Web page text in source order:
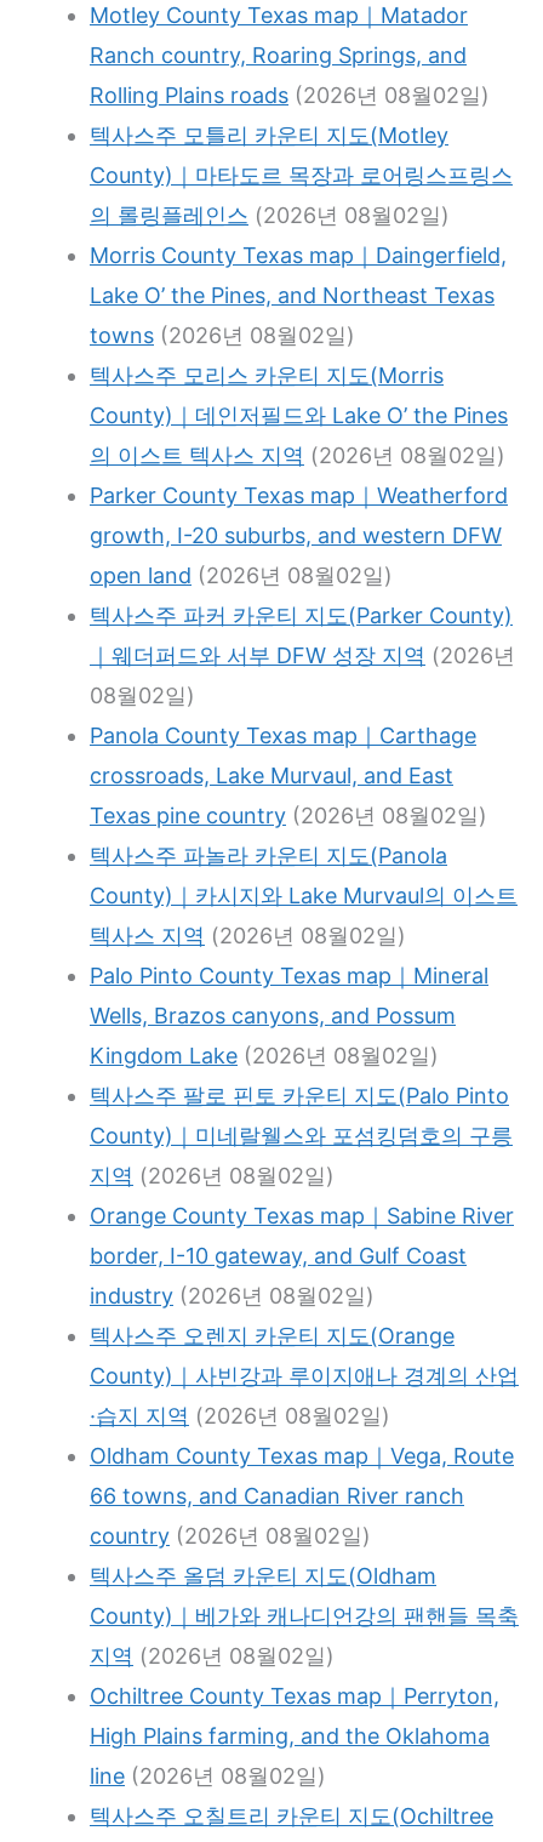
Motley County Texas map｜Matador
Ranch country, Roaring Springs, and
Rolling Plains roads (2026년 08월02일)
텍사스주 모틀리 카운티 지도(Motley
County)｜마타도르 목장과 로어링스프링스
의 롤링플레인스 (2026년 08월02일)
Morris County Texas map｜Daingerfield,
Lake O’ the Pines, and Northeast Texas
towns (2026년 08월02일)
텍사스주 모리스 카운티 지도(Morris
County)｜데인저필드와 Lake O’ the Pines
의 이스트 텍사스 지역 (2026년 08월02일)
Parker County Texas map｜Weatherford
growth, I-20 suburbs, and western DFW
open land (2026년 08월02일)
텍사스주 파커 카운티 지도(Parker County)
｜웨더퍼드와 서부 DFW 성장 지역 (2026년
08월02일)
Panola County Texas map｜Carthage
crossroads, Lake Murvaul, and East
Texas pine country (2026년 08월02일)
텍사스주 파놀라 카운티 지도(Panola
County)｜카시지와 Lake Murvaul의 이스트
텍사스 지역 (2026년 08월02일)
Palo Pinto County Texas map｜Mineral
Wells, Brazos canyons, and Possum
Kingdom Lake (2026년 08월02일)
텍사스주 팔로 핀토 카운티 지도(Palo Pinto
County)｜미네랄웰스와 포섬킹덤호의 구릉
지역 (2026년 08월02일)
Orange County Texas map｜Sabine River
border, I-10 gateway, and Gulf Coast
industry (2026년 08월02일)
텍사스주 오렌지 카운티 지도(Orange
County)｜사빈강과 루이지애나 경계의 산업
·습지 지역 (2026년 08월02일)
Oldham County Texas map｜Vega, Route
66 towns, and Canadian River ranch
country (2026년 08월02일)
텍사스주 올덤 카운티 지도(Oldham
County)｜베가와 캐나디언강의 팬핸들 목축
지역 (2026년 08월02일)
Ochiltree County Texas map｜Perryton,
High Plains farming, and the Oklahoma
line (2026년 08월02일)
텍사스주 오칠트리 카운티 지도(Ochiltree